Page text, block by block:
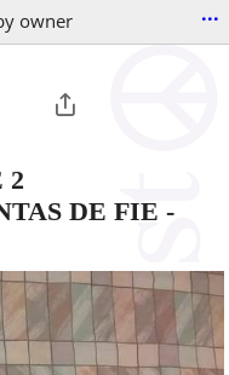
owner ...
2
DE FIE -